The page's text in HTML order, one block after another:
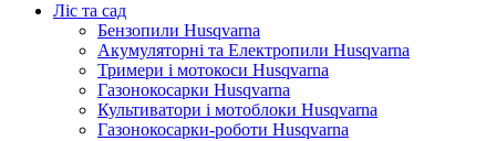
Ліс та сад
Бензопили Husqvarna
Акумуляторні та Електропили Husqvarna
Тримери і мотокоси Husqvarna
Газонокосарки Husqvarna
Культиватори і мотоблоки Husqvarna
Газонокосарки-роботи Husqvarna